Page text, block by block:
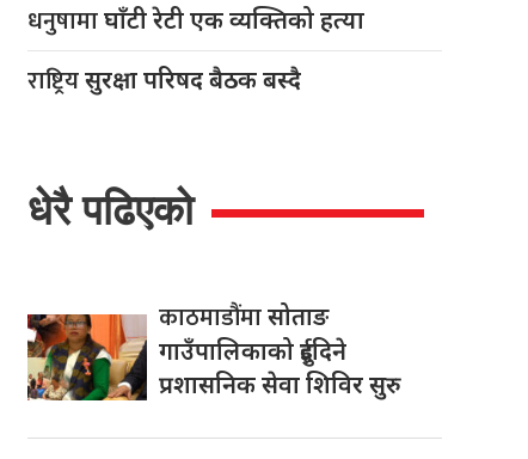
धनुषामाघाँटी रेटी एक व्यक्तिको हत्या
राष्ट्रियसुरक्षा परिषद बैठक बस्दै
धेरै पढिएको
काठमाडौंमासोताङ
गाउँपालिकाको दुईदिने
प्रशासनिक सेवा शिविर सुरु